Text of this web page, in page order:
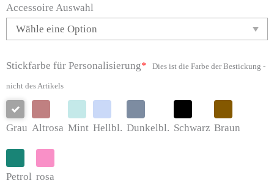
Accessoire Auswahl
Stickfarbe für Personalisierung* Dies ist die Farbe der Bestickung -
nicht des Artikels
Grau Altrosa Mint Hellbl. Dunkelbl. Schwarz Braun
Petrol rosa